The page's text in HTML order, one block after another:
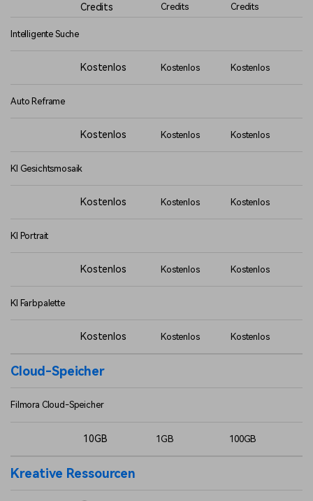
Credits
Credits
Credits
Intelligente Suche
Kostenlos Kostenlos Kostenlos
Auto Reframe
Kostenlos Kostenlos Kostenlos
KI Gesichtsmosaik
Kostenlos Kostenlos Kostenlos
KI Portrait
Kostenlos Kostenlos Kostenlos
KI Farbpalette
Kostenlos Kostenlos Kostenlos
Cloud-Speicher
Filmora Cloud-Speicher
10GB 1GB 100GB
Kreative Ressourcen